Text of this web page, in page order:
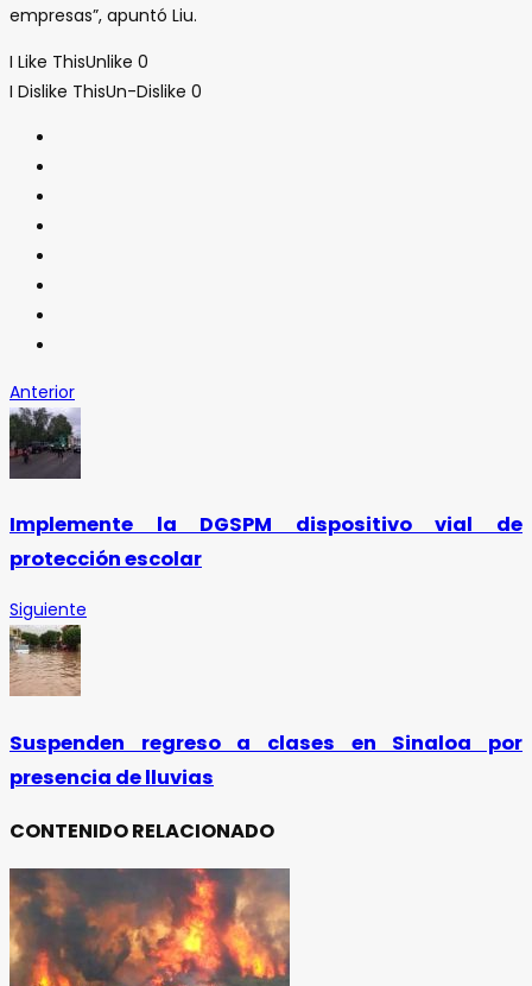
empresas”, apuntó Liu.
I Like ThisUnlike 0
I Dislike ThisUn-Dislike 0
Anterior
Implemente la DGSPM dispositivo vial de
protección escolar
Siguiente
Suspenden regreso a clases en Sinaloa por
presencia de lluvias
CONTENIDO RELACIONADO